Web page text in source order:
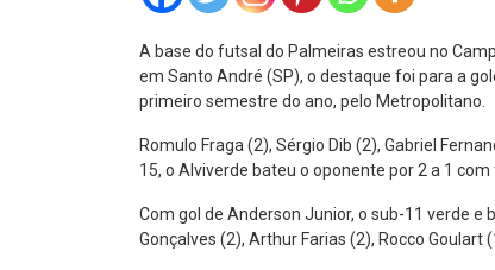
A base do futsal do Palmeiras estreou no
em Santo André (SP), o destaque foi para a
primeiro semestre do ano, pelo Metropolitano.
Romulo Fraga (2), Sérgio Dib (2), Gabriel
15, o Alviverde bateu o oponente por 2 a 1
Com gol de Anderson Junior, o sub-11 verde e
Gonçalves (2), Arthur Farias (2), Rocco Goulart